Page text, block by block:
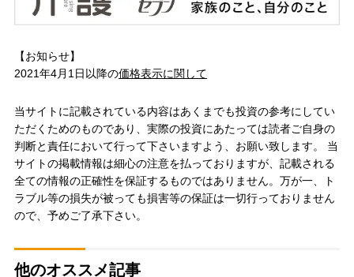
【お知らせ】
2021年4月1日以降の価格表示に関して
当サイトに記載されている内容はあくまでも投資の参考にしてい
ただくためのものであり、実際の投資にあたっては読者ご自身の
判断と責任において行って下さいますよう、お願い致します。 当
サイトの掲載情報は細心の注意を払っておりますが、記載される
全ての情報の正確性を保証するものではありません。万が一、ト
ラブル等の損失が被っても損害等の保証は一切行っておりません
ので、予めご了承下さい。
他のオススメ記事